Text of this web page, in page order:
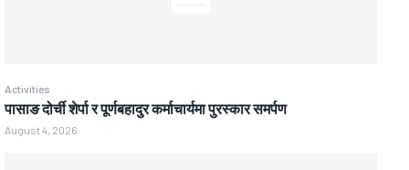
Activities
पासाङ दोर्ची शेर्पा र पूर्णबहादुर कर्माचार्यमा पुरस्कार समर्पण
August 4, 2026